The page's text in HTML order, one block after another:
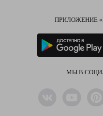
ПРИЛОЖЕНИЕ
МЫ В